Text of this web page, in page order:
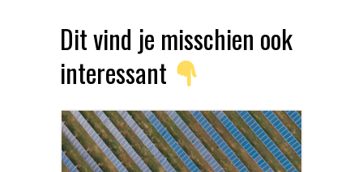
Dit vind je misschien ook
interessant